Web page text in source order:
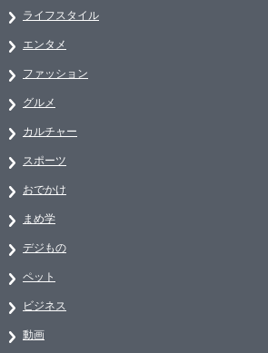
ライフスタイル
エンタメ
ファッション
グルメ
カルチャー
スポーツ
おでかけ
まめ学
デジもの
ペット
ビジネス
動画